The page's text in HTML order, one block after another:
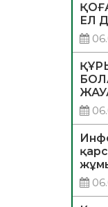
ЕЛ